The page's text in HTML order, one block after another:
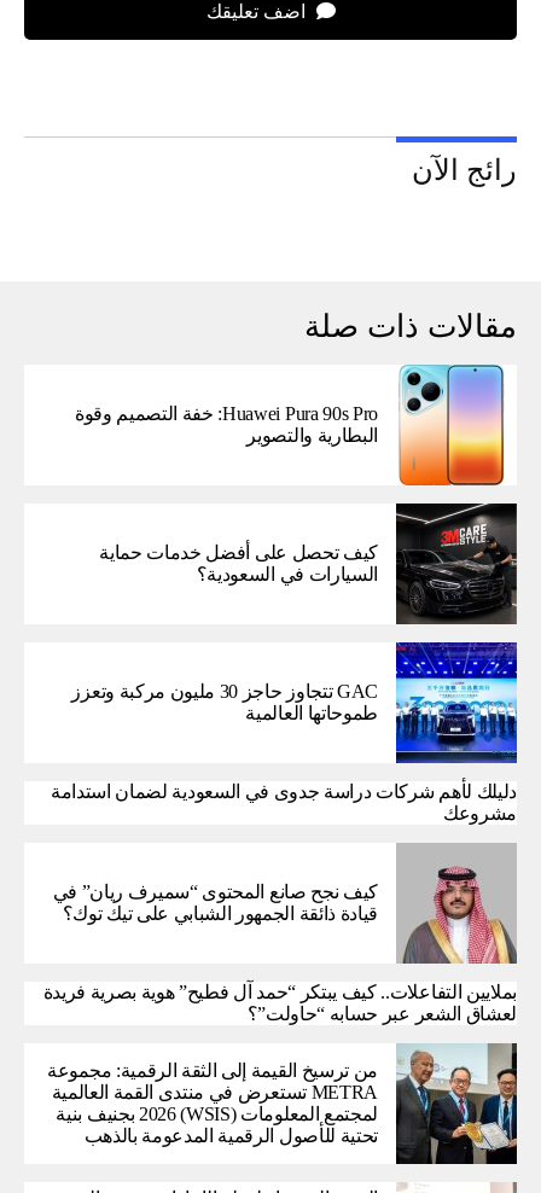
اضف تعليقك
رائج الآن
مقالات ذات صلة
Huawei Pura 90s Pro: خفة التصميم وقوة
البطارية والتصوير
كيف تحصل على أفضل خدمات حماية
السيارات في السعودية؟
GAC تتجاوز حاجز 30 مليون مركبة وتعزز
طموحاتها العالمية
دليلك لأهم شركات دراسة جدوى في السعودية لضمان استدامة
مشروعك
كيف نجح صانع المحتوى “سميرف ريان” في
قيادة ذائقة الجمهور الشبابي على تيك توك؟
بملايين التفاعلات.. كيف يبتكر “حمد آل فطيح” هوية بصرية فريدة
لعشاق الشعر عبر حسابه “حاولت”؟
من ترسيخ القيمة إلى الثقة الرقمية: مجموعة
METRA تستعرض في منتدى القمة العالمية
لمجتمع المعلومات (WSIS) 2026 بجنيف بنية
تحتية للأصول الرقمية المدعومة بالذهب